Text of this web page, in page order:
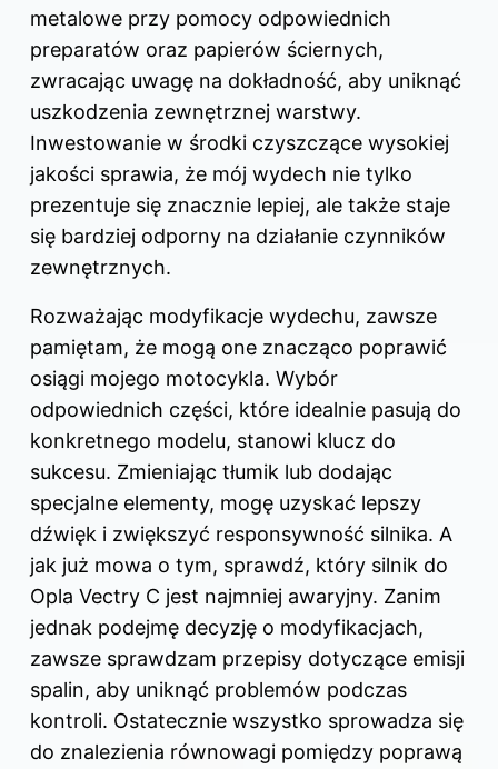
metalowe przy pomocy odpowiednich
preparatów oraz papierów ściernych,
zwracając uwagę na dokładność, aby uniknąć
uszkodzenia zewnętrznej warstwy.
Inwestowanie w środki czyszczące wysokiej
jakości sprawia, że mój wydech nie tylko
prezentuje się znacznie lepiej, ale także staje
się bardziej odporny na działanie czynników
zewnętrznych.
Rozważając modyfikacje wydechu, zawsze
pamiętam, że mogą one znacząco poprawić
osiągi mojego motocykla. Wybór
odpowiednich części, które idealnie pasują do
konkretnego modelu, stanowi klucz do
sukcesu. Zmieniając tłumik lub dodając
specjalne elementy, mogę uzyskać lepszy
dźwięk i zwiększyć responsywność silnika. A
jak już mowa o tym, sprawdź, który silnik do
Opla Vectry C jest najmniej awaryjny. Zanim
jednak podejmę decyzję o modyfikacjach,
zawsze sprawdzam przepisy dotyczące emisji
spalin, aby uniknąć problemów podczas
kontroli. Ostatecznie wszystko sprowadza się
do znalezienia równowagi pomiędzy poprawą